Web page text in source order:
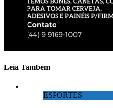
Leia Também
ESPORTES